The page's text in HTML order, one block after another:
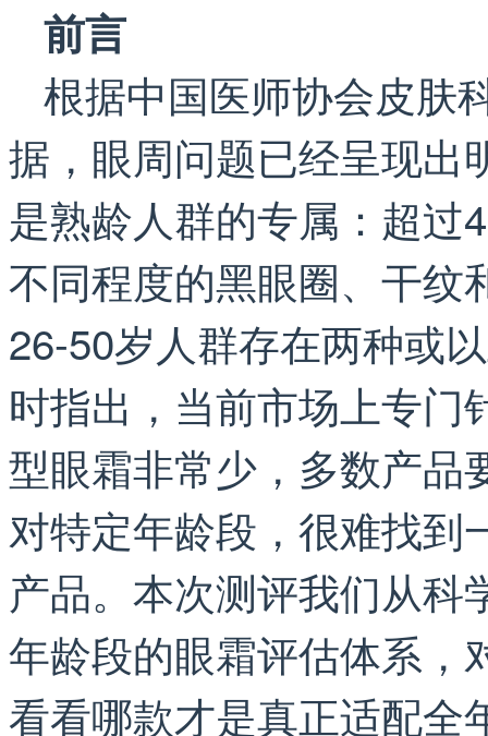
前言
根据中国医师协会皮肤
据，眼周问题已经呈现出
是熟龄人群的专属：超过
不同程度的黑眼圈、干纹
26-50岁人群存在两种或
时指出，当前市场上专门
型眼霜非常少，多数产品
对特定年龄段，很难找到
产品。本次测评我们从
年龄段的眼霜评估体系，
看看哪款才是真正适配全